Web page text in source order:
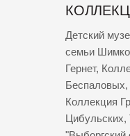
Детский
семьи Шимко
Гернет,
Беспаловых,
Коллекция
Цибульских,